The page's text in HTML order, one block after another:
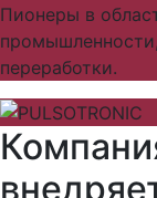
Пионеры в
переработки.